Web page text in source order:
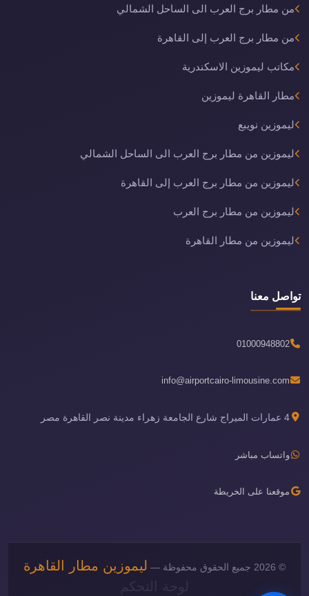
من مطار برج العرب الى الساحل الشمالي
من مطار برج العرب إلى القاهرة
مكاتب ليموزين الاسكندرية
مطار القاهرة ليموزين
ليموزين نويبع
ليموزين من مطار برج العرب الى الساحل الشمالي
ليموزين من مطار برج العرب إلى القاهرة
ليموزين من مطار برج العرب
ليموزين من مطار القاهرة
تواصل معنا
01000948802
info@airportcairo-limousine.com
4 عمارات الميراج شارع الجامعة زهراء مدينة نصر القاهرة مصر
واتساب مباشر
موقعنا على الخريطة
© 2026 جميع الحقوق محفوظة —
ليموزين مطار القاهرة